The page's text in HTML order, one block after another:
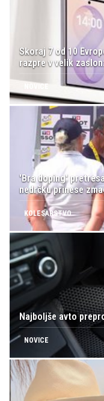
Skoraj 7 od 10
razpre v velik
'Bra doping'
nedrčku prinese
KOLESARSTVO
Najboljše avto
NOVICE